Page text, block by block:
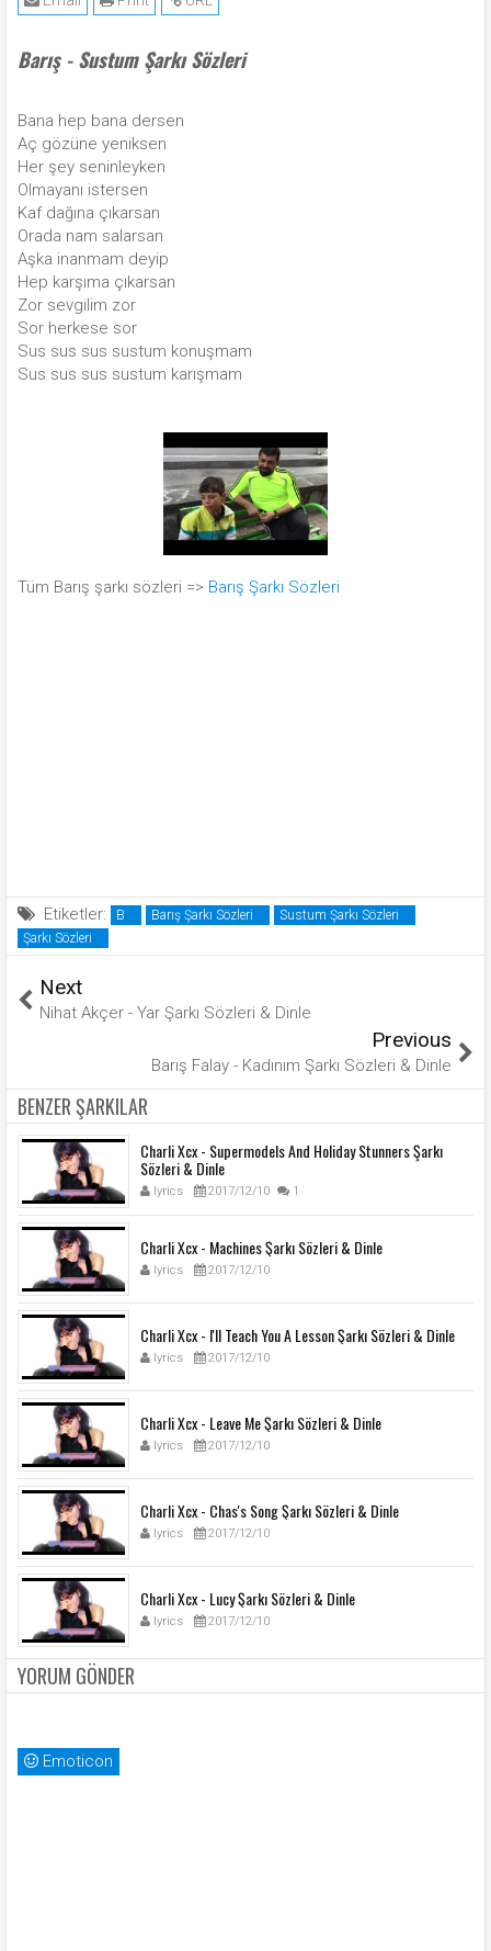
Barış - Sustum Şarkı Sözleri
Bana hep bana dersen
Aç gözüne yeniksen
Her şey seninleyken
Olmayanı istersen
Kaf dağına çıkarsan
Orada nam salarsan
Aşka inanmam deyip
Hep karşıma çıkarsan
Zor sevgilim zor
Sor herkese sor
Sus sus sus sustum konuşmam
Sus sus sus sustum karışmam
Tüm Barış şarkı sözleri => Barış Şarkı Sözleri
Etiketler: B Barış Şarkı Sözleri
Sustum Şarkı Sözleri
Şarkı Sözleri
Next
Nihat Akçer - Yar Şarkı Sözleri & Dinle
Previous
Barış Falay - Kadınım Şarkı Sözleri & Dinle
BENZER ŞARKILAR
Charli Xcx - Supermodels And Holiday Stunners Şarkı
Sözleri & Dinle
lyrics 2017/12/10 1
Charli Xcx - Machines Şarkı Sözleri & Dinle
lyrics 2017/12/10
Charli Xcx - I'll Teach You A Lesson Şarkı Sözleri & Dinle
lyrics 2017/12/10
Charli Xcx - Leave Me Şarkı Sözleri & Dinle
lyrics 2017/12/10
Charli Xcx - Chas's Song Şarkı Sözleri & Dinle
lyrics 2017/12/10
Charli Xcx - Lucy Şarkı Sözleri & Dinle
lyrics 2017/12/10
YORUM GÖNDER
Emoticon